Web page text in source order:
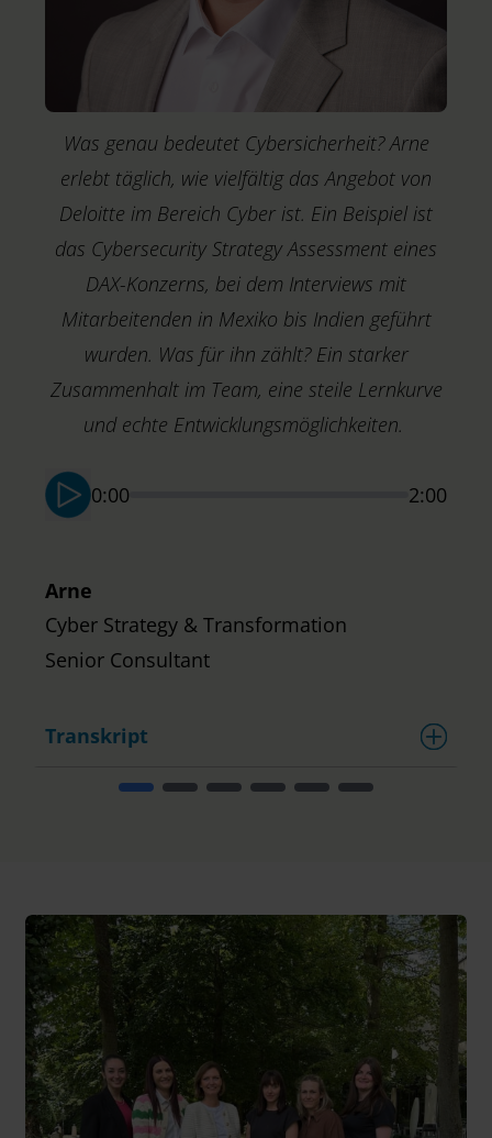
Was genau bedeutet Cybersicherheit? Arne
erlebt täglich, wie vielfältig das Angebot von
Deloitte im Bereich Cyber ist. Ein Beispiel ist
das Cybersecurity Strategy Assessment eines
DAX-Konzerns, bei dem Interviews mit
Mitarbeitenden in Mexiko bis Indien geführt
wurden. Was für ihn zählt? Ein starker
Zusammenhalt im Team, eine steile Lernkurve
und echte Entwicklungsmöglichkeiten.
0:00 2:00
Arne
Cyber Strategy & Transformation
Senior Consultant
Transkript